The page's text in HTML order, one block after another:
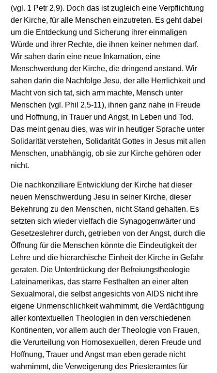
(vgl. 1 Petr 2,9). Doch das ist zugleich eine Verpflichtung
der Kirche, für alle Menschen einzutreten. Es geht dabei
um die Entdeckung und Sicherung ihrer einmaligen
Würde und ihrer Rechte, die ihnen keiner nehmen darf.
Wir sahen darin eine neue Inkarnation, eine
Menschwerdung der Kirche, die dringend anstand. Wir
sahen darin die Nachfolge Jesu, der alle Herrlichkeit und
Macht von sich tat, sich arm machte, Mensch unter
Menschen (vgl. Phil 2,5-11), ihnen ganz nahe in Freude
und Hoffnung, in Trauer und Angst, in Leben und Tod.
Das meint genau dies, was wir in heutiger Sprache unter
Solidarität verstehen, Solidarität Gottes in Jesus mit allen
Menschen, unabhängig, ob sie zur Kirche gehören oder
nicht.
Die nachkonziliare Entwicklung der Kirche hat dieser
neuen Menschwerdung Jesu in seiner Kirche, dieser
Bekehrung zu den Menschen, nicht Stand gehalten. Es
setzten sich wieder vielfach die Synagogenwärter und
Gesetzeslehrer durch, getrieben von der Angst, durch die
Öffnung für die Menschen könnte die Eindeutigkeit der
Lehre und die hierarchische Einheit der Kirche in Gefahr
geraten. Die Unterdrückung der Befreiungstheologie
Lateinamerikas, das starre Festhalten an einer alten
Sexualmoral, die selbst angesichts von AIDS nicht ihre
eigene Unmenschlichkeit wahrnimmt, die Verdächtigung
aller kontextuellen Theologien in den verschiedenen
Kontinenten, vor allem auch der Theologie von Frauen,
die Verurteilung von Homosexuellen, deren Freude und
Hoffnung, Trauer und Angst man eben gerade nicht
wahrnimmt, die Verweigerung des Priesteramtes für